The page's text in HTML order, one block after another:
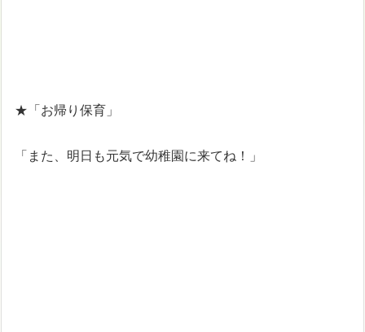
★「お帰り保育」
「また、明日も元気で幼稚園に来てね！」